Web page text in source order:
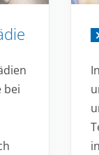
bei